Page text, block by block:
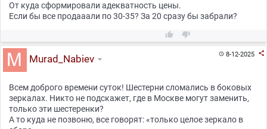
От куда сформировали адекватность цены.
Если бы все продааали по 30-35? За 20 сразу бы забрали?
 
8-12-2025 
Murad_Nabiev
Всем доброго времени суток! Шестерни сломались в боковых
зеркалах. Никто не подскажет, где в Москве могут заменить,
только эти шестеренки?
А то куда не позвоню, все говорят: «только целое зеркало в